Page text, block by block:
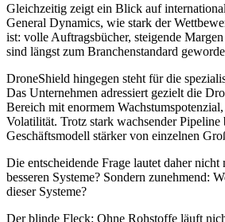
Gleichzeitig zeigt ein Blick auf
General Dynamics, wie stark der
ist: volle Auftragsbücher, steigende
sind längst zum Branchenstandard
DroneShield hingegen steht für die
Das Unternehmen adressiert gezielt die
Bereich mit enormem
Volatilität. Trotz stark wachsender Pipeline
Geschäftsmodell stärker von einzelnen
Die entscheidende Frage lautet daher
besseren Systeme? Sondern zunehmend:
dieser Systeme?
Der blinde Fleck: Ohne Rohstoffe läuft